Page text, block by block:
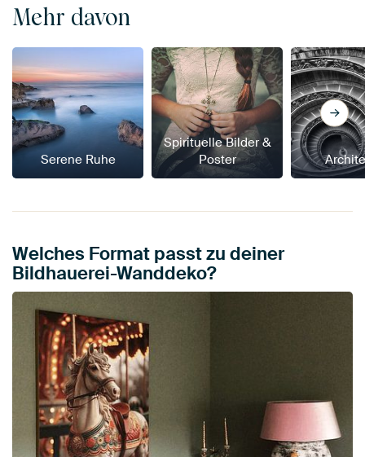
Mehr davon
Serene Ruhe
Spirituelle Bilder &
Poster
Welches Format passt zu deiner
Bildhauerei-Wanddeko?